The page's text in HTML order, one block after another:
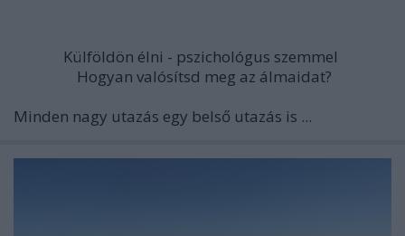
Külföldön élni - pszichológus szemmel
Hogyan valósítsd meg az álmaidat?
Minden nagy utazás egy belső utazás is ...